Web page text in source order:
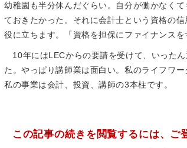
幼稚園も半分休んだぐらい。自分が働かなく
ておきたかった。それに会計士という資格の
役に立ちます。「資格を担保にファイナンスを
10年にはLECからの要請を受けて、いった
た。やっぱり講師業は面白い。私のライフワー
私の事業は会計、投資、講師の3本柱です。
この記事の続きを閲覧するには、ご